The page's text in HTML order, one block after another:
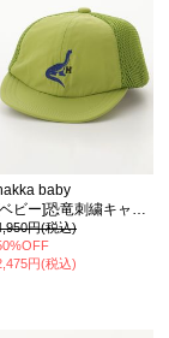
baby
[ベビー]恐竜刺繍キャップ
円(税込)
円(税込)